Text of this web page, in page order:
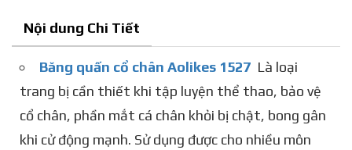
Nội dung Chi Tiết
Băng quấn cổ chân Aolikes 1527 Là loại
trang bị cần thiết khi tập luyện thể thao, bảo vệ
cổ chân, phần mắt cá chân khỏi bị chật, bong gân
khi cử động mạnh. Sử dụng được cho nhiều môn